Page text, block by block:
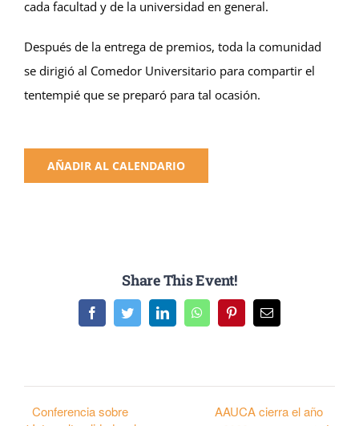
cada facultad y de la universidad en general.
Después de la entrega de premios, toda la comunidad
se dirigió al Comedor Universitario para compartir el
tentempié que se preparó para tal ocasión.
AÑADIR AL CALENDARIO
Share This Event!
FacebookTwitterLinkedInWhatsAppPinterestEmail
Conferencia sobre
AAUCA cierra el año